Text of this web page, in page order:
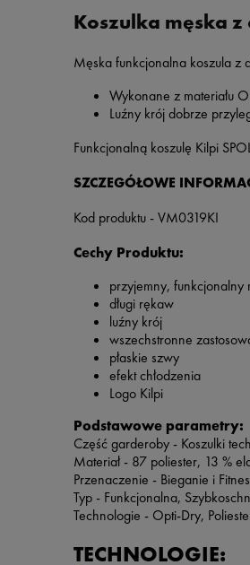
Koszulka męska
Męska funkcjonalna koszula z
Wykonane z materiału
Luźny krój dobrze
Funkcjonalną koszulę Kilpi
SZCZEGÓŁOWE
Kod produktu - VM0319KI
Cechy Produktu:
przyjemny, funkcjonalny
długi rękaw
luźny krój
wszechstronne
płaskie szwy
efekt chłodzenia
Logo Kilpi
Podstawowe parametry:
Część garderoby - Koszulki
Materiał - 87 poliester, 13 %
Przenaczenie - Bieganie i Fitnes
Typ - Funkcjonalna,
Technologie - Opti-Dry,
TECHNOLOGIE: